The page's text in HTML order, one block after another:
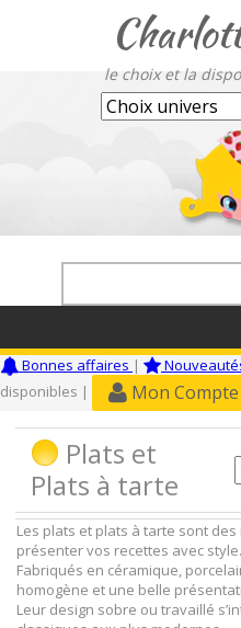
le choix et la
Bonnes affaires |
disponibles |
Mon Compte
Plats et
Plats à tarte
Les plats et plats à tarte sont
présenter vos recettes avec style.
Fabriqués en céramique,
homogène et une belle
Leur design sobre ou travaillé